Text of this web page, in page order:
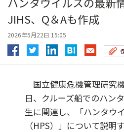
JIHS、Q＆Aも作成
2026年5月22日 15:05
国立健康危機管理研究
日、クルーズ船でのハン
生に関連し、「ハンタウ
（HPS）」について説明